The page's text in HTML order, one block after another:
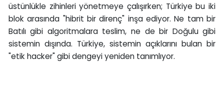
üstünlükle zihinleri yönetmeye çalışırken; Türkiye bu iki
blok arasında "hibrit bir direnç" inşa ediyor. Ne tam bir
Batılı gibi algoritmalara teslim, ne de bir Doğulu gibi
sistemin dışında. Türkiye, sistemin açıklarını bulan bir
"etik hacker" gibi dengeyi yeniden tanımlıyor.